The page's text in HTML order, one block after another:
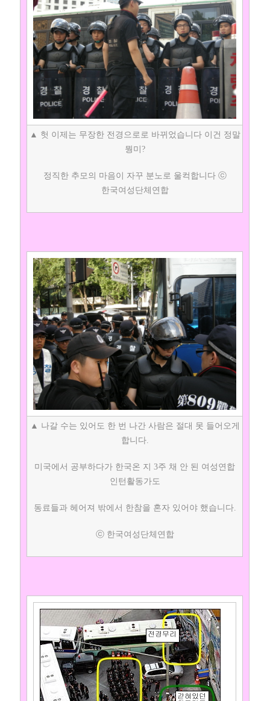
▲ 헛 이제는 무장한 전경으로로 바뀌었습니다 이건 정말
뭥미?
정직한 추모의 마음이 자꾸 분노로 울컥합니다 ⓒ
한국여성단체연합
▲ 나갈 수는 있어도 한 번 나간 사람은 절대 못 들어오게
합니다.
미국에서 공부하다가 한국온 지 3주 채 안 된 여성연합
인턴활동가도
동료들과 헤어져 밖에서 한참을 혼자 있어야 했습니다.
ⓒ 한국여성단체연합